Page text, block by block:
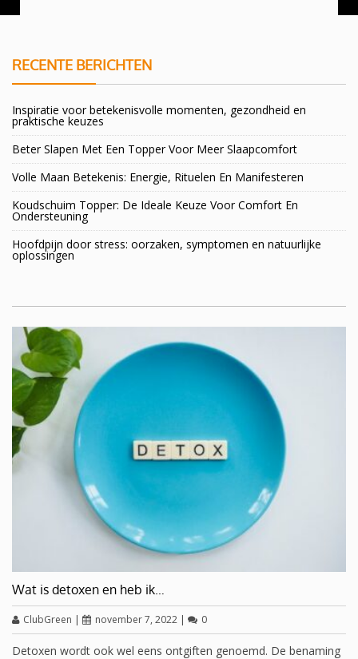
RECENTE BERICHTEN
Inspiratie voor betekenisvolle momenten, gezondheid en
praktische keuzes
Beter Slapen Met Een Topper Voor Meer Slaapcomfort
Volle Maan Betekenis: Energie, Rituelen En Manifesteren
Koudschuim Topper: De Ideale Keuze Voor Comfort En
Ondersteuning
Hoofdpijn door stress: oorzaken, symptomen en natuurlijke
oplossingen
Wat is detoxen en heb ik…
ClubGreen | november 7, 2022 | 0
Detoxen wordt ook wel eens ontgiften genoemd. De benaming